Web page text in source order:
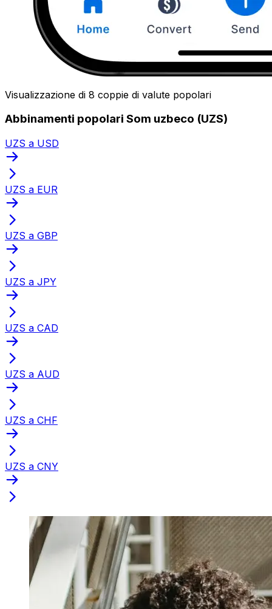
Visualizzazione di 8 coppie di valute popolari
Abbinamenti popolari Som uzbeco (UZS)
UZS a USD
UZS a EUR
UZS a GBP
UZS a JPY
UZS a CAD
UZS a AUD
UZS a CHF
UZS a CNY